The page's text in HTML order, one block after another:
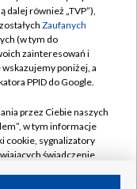
dalej również „TVP”),
Zaufanych
(w tym do
zainteresowań i
poniżej, a
PPID do Google.
przez Ciebie naszych
w tym informacje
cookie, sygnalizatory
świadczenie